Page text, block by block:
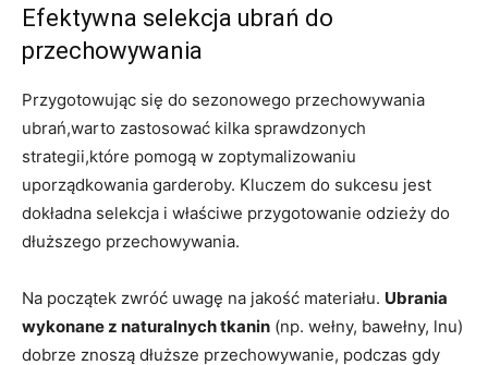
Efektywna selekcja ubrań do
⁢przechowywania
Przygotowując się do sezonowego przechowywania
⁢ubrań,warto zastosować ⁣kilka sprawdzonych
strategii,które pomogą w zoptymalizowaniu‍
uporządkowania garderoby. ‍Kluczem do sukcesu jest
dokładna selekcja i właściwe przygotowanie odzieży do
dłuższego‌ przechowywania.
Na początek zwróć uwagę na jakość materiału. Ubrania
wykonane z ⁣naturalnych tkanin (np. wełny, bawełny, lnu)
dobrze znoszą ‌dłuższe ⁢przechowywanie, podczas gdy